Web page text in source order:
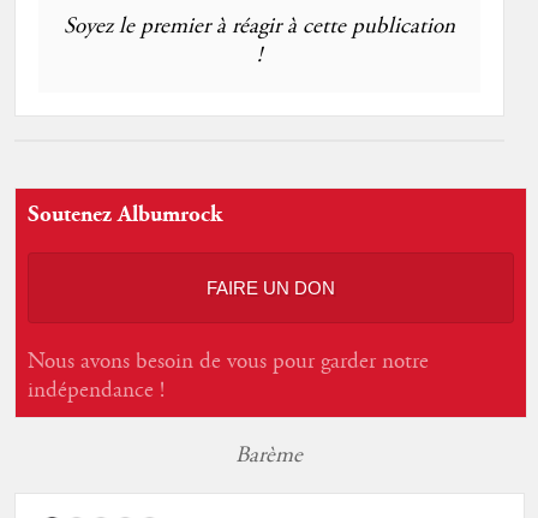
Soyez le premier à réagir à cette publication
!
Soutenez Albumrock
FAIRE UN DON
Nous avons besoin de vous pour garder notre
indépendance !
Barème